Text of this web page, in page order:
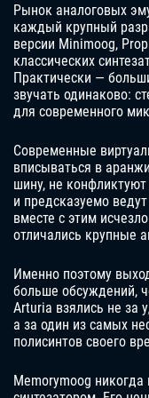
Рынок аналоговых
каждый крупный
версии Minimoog,
классических
Практически —
звучать одинаково:
для современного
Современные
вписываться в
шину, не
и предсказуемо
вместе с этим
отличались крупные
Именно поэтому
больше обсуждений,
Arturia взялись не за
а за один из самых
полисинтов своего
Memorymoog